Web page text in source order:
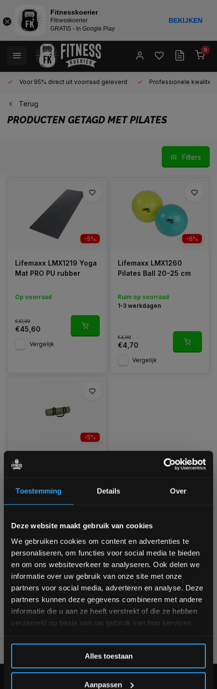
Toestemming Details Over
Deze website maakt gebruik van cookies
We gebruiken cookies om content en advertenties te
personaliseren, om functies voor social media te bieden
en om ons websiteverkeer te analyseren. Ook delen we
informatie over uw gebruik van onze site met onze
partners voor social media, adverteren en analyse. Deze
partners kunnen deze gegevens combineren met andere
informatie die u aan ze heeft verstrekt of die ze hebben
verzameld op basis van uw gebruik van hun services.
Alles toestaan
Aanpassen
0
Voor 95% direct uit voorraad geleverd Professionele kwaliteit
Terug
PRODUCTEN GETAGD MET PILATES
Filters
-5%
Lifemaxx LMX1219 Yoga
Mat PRO PU rubber
Op voorraad
€47,99
€45,60
Vergelijk
-6%
Lifemaxx LMX1260
Pilates Ball 20-25 cm
Ruim op voorraad
1-3 werkdagen
€4,99
€4,70
Vergelijk
-5%
Lifemaxx LMX1222
Pilates - Yoga mat 180
Niet op voorraad, vraag naar
de levertijd
€33,20
Vergelijk
Voor 95% direct uit voorraad geleverd
Bam! 5% korting op je volgende
Schrijf je in voor onze nieuwsbrief om op de hoogte te
blijven over onze nieuwe producten, deals en meer
interessante info. Ontvang 5% korting op je eerstvolgende
aankoop! 😀
Inschrijven
*Verzendkosten vallen buiten de korting
Fitnesskoerier
Fitnesskoerier
GRATIS - In Google Play
BEKIJKEN